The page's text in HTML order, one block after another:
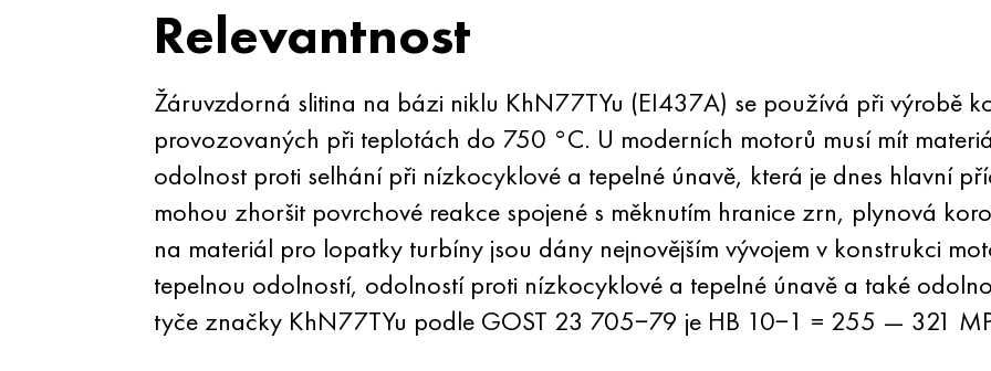
Relevantnost
Žáruvzdorná slitina na bázi niklu KhN77TYu (EI437A) se používá při výrobě
provozovaných při teplotách do 750 °C. U moderních motorů musí mít
odolnost proti selhání při nízkocyklové a tepelné únavě, která je dnes hlavní
mohou zhoršit povrchové reakce spojené s měknutím hranice zrn, plynová
na materiál pro lopatky turbíny jsou dány nejnovějším vývojem v konstrukci
tepelnou odolností, odolností proti nízkocyklové a tepelné únavě a také
tyče značky KhN77TYu podle GOST 23 705−79 je HB 10−1 = 255 — 321